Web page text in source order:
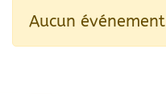
Aucun événement